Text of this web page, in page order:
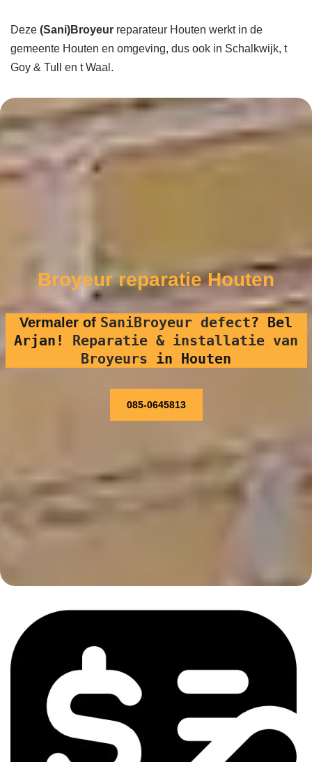
Deze (Sani)Broyeur reparateur Houten werkt in de
gemeente Houten en omgeving, dus ook in Schalkwijk, t
Goy & Tull en t Waal.
Broyeur reparatie Houten
Vermaler of SaniBroyeur defect? Bel
Arjan! Reparatie & installatie van
Broyeurs in Houten
085-0645813